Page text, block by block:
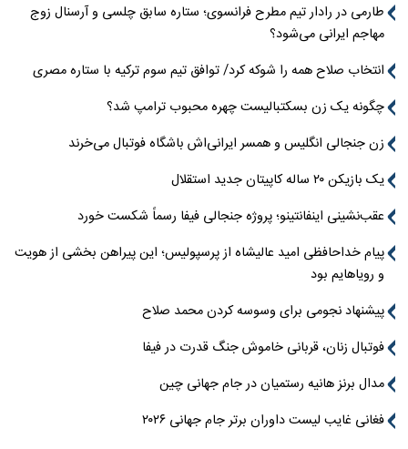
طارمی در رادار تیم مطرح فرانسوی؛ ستاره سابق چلسی و آرسنال زوج
مهاجم ایرانی می‌شود؟
انتخاب صلاح همه را شوکه کرد/ توافق تیم سوم ترکیه با ستاره مصری
چگونه یک زن بسکتبالیست چهره محبوب ترامپ شد؟
زن جنجالی انگلیس و همسر ایرانی‌اش باشگاه فوتبال می‌خرند
یک بازیکن ۲۰ ساله کاپیتان جدید استقلال
عقب‌نشینی اینفانتینو؛ پروژه جنجالی فیفا رسماً شکست خورد
پیام خداحافظی امید عالیشاه از پرسپولیس؛ این پیراهن بخشی از هویت
و رویاهایم بود
پیشنهاد نجومی برای وسوسه کردن محمد صلاح
فوتبال زنان، قربانی خاموش جنگ قدرت در فیفا
مدال برنز هانیه رستمیان در جام جهانی چین
فغانی غایب لیست داوران برتر جام جهانی ۲۰۲۶